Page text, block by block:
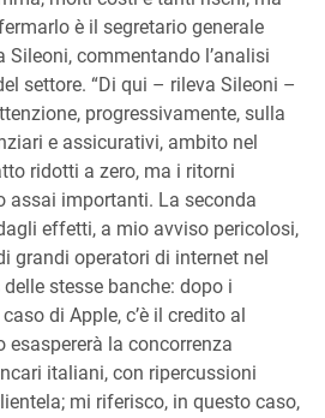
è il segretario generale
Sileoni, commentando l’analisi
settore. “Di qui – rileva Sileoni –
progressivamente, sulla
e assicurativi, ambito nel
ridotti a zero, ma i ritorni
assai importanti. La seconda
effetti, a mio avviso pericolosi,
grandi operatori di internet nel
stesse banche: dopo i
di Apple, c’è il credito al
la concorrenza
italiani, con ripercussioni
mi riferisco, in questo caso,